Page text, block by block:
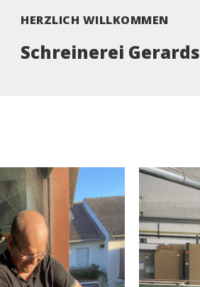
HERZLICH WILLKOMMEN
Schreinerei Gerards